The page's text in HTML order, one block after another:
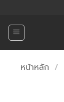
ยัง
เนื้อหา
หน้าหลัก /